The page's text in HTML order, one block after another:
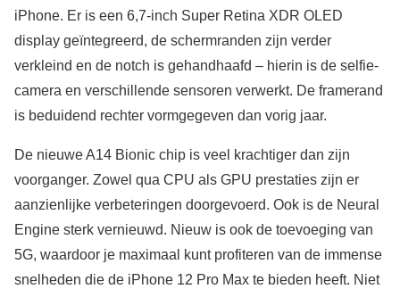
iPhone. Er is een 6,7-inch Super Retina XDR OLED
display geïntegreerd, de schermranden zijn verder
verkleind en de notch is gehandhaafd – hierin is de selfie-
camera en verschillende sensoren verwerkt. De framerand
is beduidend rechter vormgegeven dan vorig jaar.
De nieuwe A14 Bionic chip is veel krachtiger dan zijn
voorganger. Zowel qua CPU als GPU prestaties zijn er
aanzienlijke verbeteringen doorgevoerd. Ook is de Neural
Engine sterk vernieuwd. Nieuw is ook de toevoeging van
5G, waardoor je maximaal kunt profiteren van de immense
snelheden die de iPhone 12 Pro Max te bieden heeft. Niet